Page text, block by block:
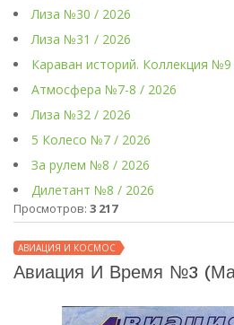
Лиза №30 / 2026
Лиза №31 / 2026
Караван историй. Коллекция №9
Атмосфера №7-8 / 2026
Лиза №32 / 2026
5 Колесо №7 / 2026
За рулем №8 / 2026
Дилетант №8 / 2026
Просмотров: 3 217
АВИАЦИЯ И КОСМОС
Авиация И Время №3